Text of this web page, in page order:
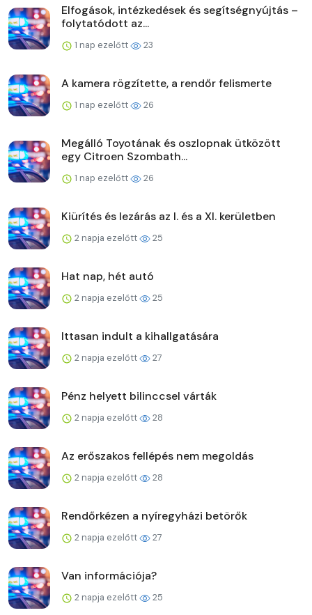
Elfogások, intézkedések és segítségnyújtás –
folytatódott az...
1 nap ezelőtt 23
A kamera rögzítette, a rendőr felismerte
1 nap ezelőtt 26
Megálló Toyotának és oszlopnak ütközött
egy Citroen Szombath...
1 nap ezelőtt 26
Kiürítés és lezárás az I. és a XI. kerületben
2 napja ezelőtt 25
Hat nap, hét autó
2 napja ezelőtt 25
Ittasan indult a kihallgatására
2 napja ezelőtt 27
Pénz helyett bilinccsel várták
2 napja ezelőtt 28
Az erőszakos fellépés nem megoldás
2 napja ezelőtt 28
Rendőrkézen a nyíregyházi betörők
2 napja ezelőtt 27
Van információja?
2 napja ezelőtt 25